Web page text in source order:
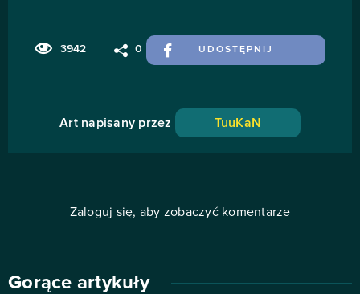
3942 0 UDOSTĘPNIJ
Art napisany przez TuuKaN
Zaloguj się, aby zobaczyć komentarze
Gorące artykuły